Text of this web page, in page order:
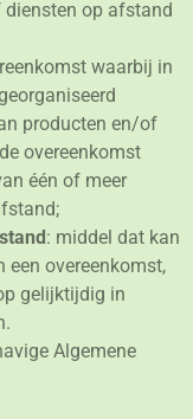
op afstand
waarbij in
producten en/of
overeenkomst
één of meer
: middel dat kan
een overeenkomst,
gelijktijdig in
Algemene